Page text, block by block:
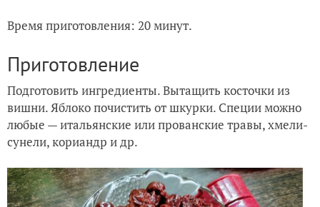
Время приготовления: 20 минут.
Приготовление
Подготовить ингредиенты. Вытащить косточки из
вишни. Яблоко почистить от шкурки. Специи можно
любые — итальянские или прованские травы, хмели-
сунели, кориандр и др.